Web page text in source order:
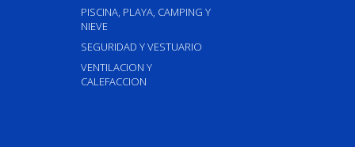
PISCINA, PLAYA, CAMPING Y
NIEVE
SEGURIDAD Y VESTUARIO
VENTILACION Y
CALEFACCION